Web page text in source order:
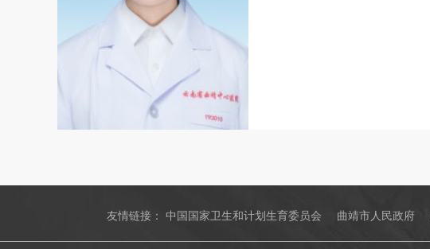
友情链接：中国国家卫生和计划生育委员会 曲靖市人民政府